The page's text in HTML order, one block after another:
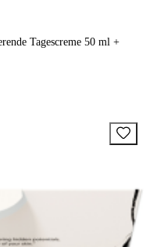
Tagescreme 50 ml +